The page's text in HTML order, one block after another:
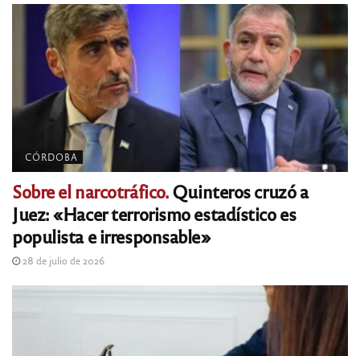
CÓRDOBA
Sobre el narcotráfico.Quinteros cruzó a
Juez: «Hacer terrorismo estadístico es
populista e irresponsable»
28 de julio de 2026